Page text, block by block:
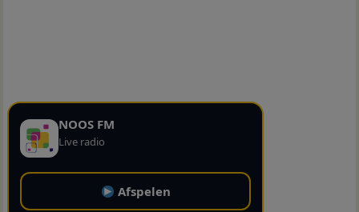
NOOS FM
Live radio
Afspelen